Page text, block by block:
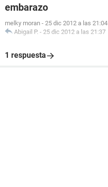
embarazo
melky moran - 25 dic 2012 a las 21:04
Abigail P. - 25 dic 2012 a las 21:37
1 respuesta